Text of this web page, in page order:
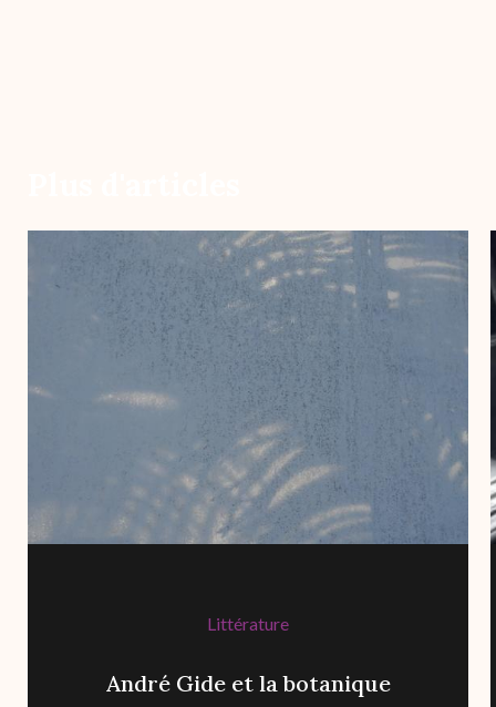
Littérature
André Gide et la botanique